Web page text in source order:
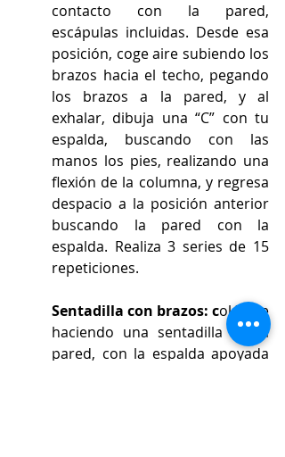
contacto con la pared,
escápulas incluidas. Desde esa
posición, coge aire subiendo los
brazos hacia el techo, pegando
los brazos a la pared, y al
exhalar, dibuja una “C” con tu
espalda, buscando con las
manos los pies, realizando una
flexión de la columna, y regresa
despacio a la posición anterior
buscando la pared con la
espalda. Realiza 3 series de 15
repeticiones.
Sentadilla con brazos: colócate
haciendo una sentadilla en la
pared, con la espalda apoyada